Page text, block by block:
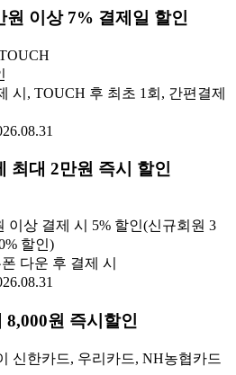
이상 7% 결제일 할인
시, TOUCH 후 최초 1회, 간편결제
최대 2만원 즉시 할인
이상 결제 시 5% 할인(신규회원 3
할인)
다운 후 결제 시
원 즉시할인
신한카드, 우리카드, NH농협카드